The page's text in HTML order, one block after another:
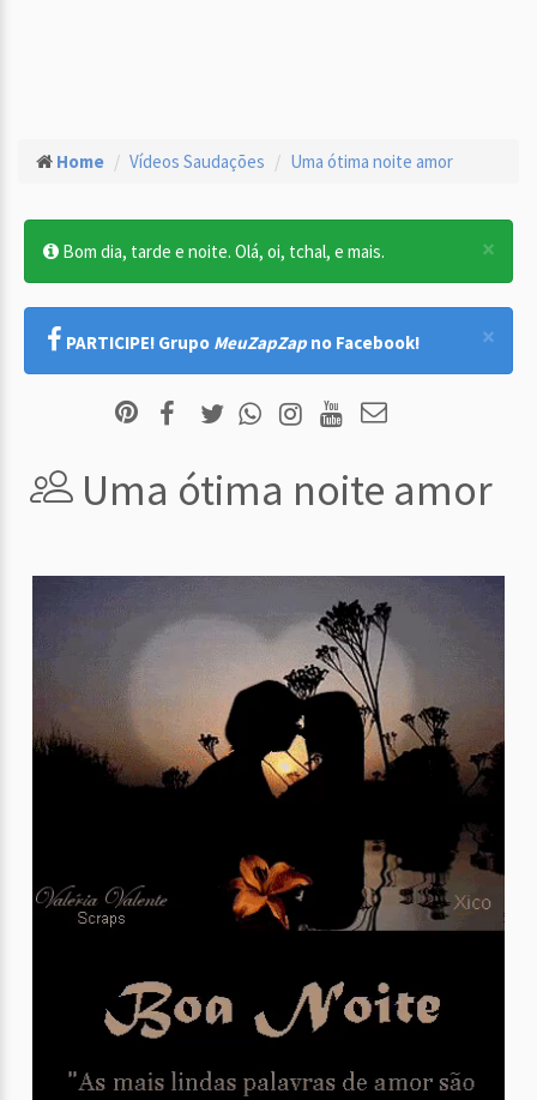
Home Vídeos Saudações Uma ótima noite amor
×
Bom dia, tarde e noite. Olá, oi, tchal, e mais.
×
PARTICIPE! Grupo MeuZapZap no Facebook!
Uma ótima noite amor